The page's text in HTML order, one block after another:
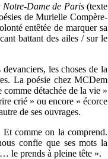
Notre-Dame de Paris(texte
de Murielle Compère-
entêtée de marquer sa
battant des ailes / sur le
les choses de la
La poésie chez MCDem
détachée de la vie »
crié » ou encore « écorce
de ses ouvrages.
comme on la comprend.
confie que ses mots la
le prends à pleine tête ».